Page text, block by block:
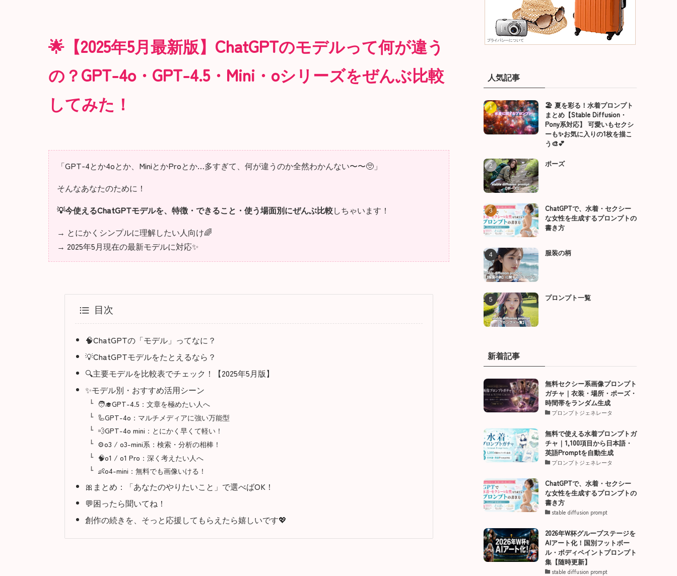
🌟【2025年5月最新版】ChatGPTのモデルって何が違う
の？GPT-4o・GPT-4.5・Mini・oシリーズをぜんぶ比較
してみた！
「GPT-4とか4oとか、MiniとかProとか…多すぎて、何が違うのか全然わかんない〜〜🥺」
そんなあなたのために！
💡今使えるChatGPTモデルを、特徴・できること・使う場面別にぜんぶ比較しちゃいます！
→ とにかくシンプルに理解したい人向け🌈
→ 2025年5月現在の最新モデルに対応✨
目次
🧠ChatGPTの「モデル」ってなに？
💡ChatGPTモデルをたとえるなら？
🔍主要モデルを比較表でチェック！【2025年5月版】
✨モデル別・おすすめ活用シーン
🧑‍🎓GPT-4.5：文章を極めたい人へ
🦾GPT-4o：マルチメディアに強い万能型
💨GPT-4o mini：とにかく早くて軽い！
⚙️o3 / o3-mini系：検索・分析の相棒！
🧠o1 / o1 Pro：深く考えたい人へ
👶o4-mini：無料でも画像いける！
🎀まとめ：「あなたのやりたいこと」で選べばOK！
💬困ったら聞いてね！
創作の続きを、そっと応援してもらえたら嬉しいです💖
人気記事
🏖️ 夏を彩る！水着プロンプト
まとめ【Stable Diffusion・
Pony系対応】 可愛いもセクシ
ーも✨お気に入りの1枚を描こ
う🎨💕
ポーズ
ChatGPTで、水着・セクシー
な女性を生成するプロンプトの
書き方
服装の柄
プロンプト一覧
新着記事
無料セクシー系画像プロンプト
ガチャ｜衣装・場所・ポーズ・
時間帯をランダム生成
プロンプトジェネレータ
無料で使える水着プロンプトガ
チャ｜1,100項目から日本語・
英語Promptを自動生成
プロンプトジェネレータ
ChatGPTで、水着・セクシー
な女性を生成するプロンプトの
書き方
stable diffusion prompt
2026年W杯グループステージを
AIアート化！国別フットボー
ル・ボディペイントプロンプト
集【随時更新】
stable diffusion prompt